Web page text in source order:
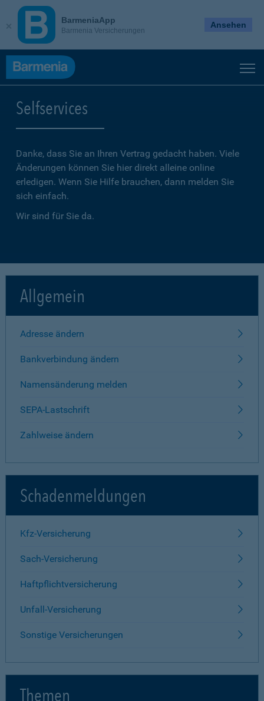
Selfservices
Danke, dass Sie an Ihren Vertrag gedacht haben. Viele
Änderungen können Sie hier direkt alleine online
erledigen. Wenn Sie Hilfe brauchen, dann melden Sie
sich einfach.
Wir sind für Sie da.
Allgemein
Adresse ändern
Bankverbindung ändern
Namensänderung melden
SEPA-Lastschrift
Zahlweise ändern
Schadenmeldungen
Kfz-Versicherung
Sach-Versicherung
Haftpflichtversicherung
Unfall-Versicherung
Sonstige Versicherungen
Themen
BarmeniaApp
Barmenia Versicherungen
Ansehen